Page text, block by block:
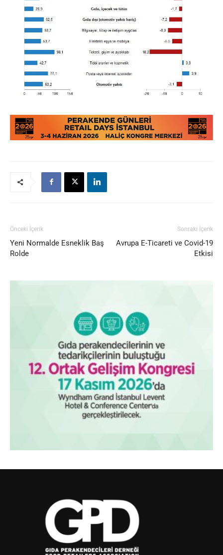
Önceki İçerik
Yeni Normalde Esneklik Baş
Rolde
Sonraki İçerik
Avrupa E-Ticareti ve Covid-19
Etkisi